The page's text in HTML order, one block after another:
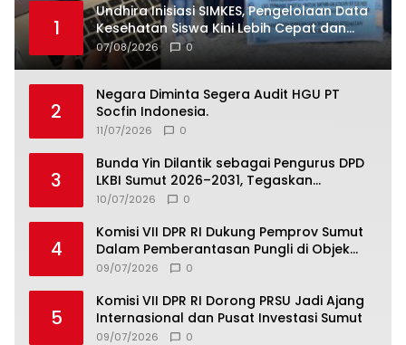
1
Undhira Inisiasi SIMKES, Pengelolaan Data
Kesehatan Siswa Kini Lebih Cepat dan
Terintegrasi
07/08/2026 0
2
Negara Diminta Segera Audit HGU PT
Socfin Indonesia.
11/07/2026 0
3
Bunda Yin Dilantik sebagai Pengurus DPD
LKBI Sumut 2026–2031, Tegaskan
Komitmen Perkuat Toleransi dan
10/07/2026 0
4
Komisi VII DPR RI Dukung Pemprov Sumut
Dalam Pemberantasan Pungli di Objek
Wisata
09/07/2026 0
5
Komisi VII DPR RI Dorong PRSU Jadi Ajang
Internasional dan Pusat Investasi Sumut
09/07/2026 0